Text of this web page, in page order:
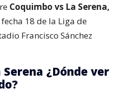
Coquimbo vs La Serena,
18 de la Liga de
Francisco Sánchez
¿Dónde ver